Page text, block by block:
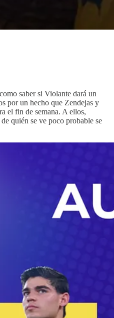
saber si Violante dará un
por un hecho que Zendejas y
el fin de semana. A ellos,
quién se ve poco probable se